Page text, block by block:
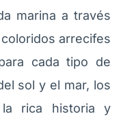
marina a través
arrecifes
cada tipo de
sol y el mar, los
la rica historia y